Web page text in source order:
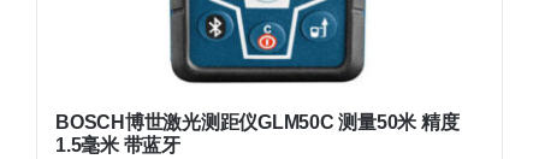
BOSCH博世激光测距仪GLM50C 测量50米 精度
1.5毫米 带蓝牙